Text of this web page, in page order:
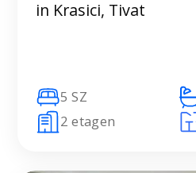
in Krasici, Tivat
5 SZ
2 etagen